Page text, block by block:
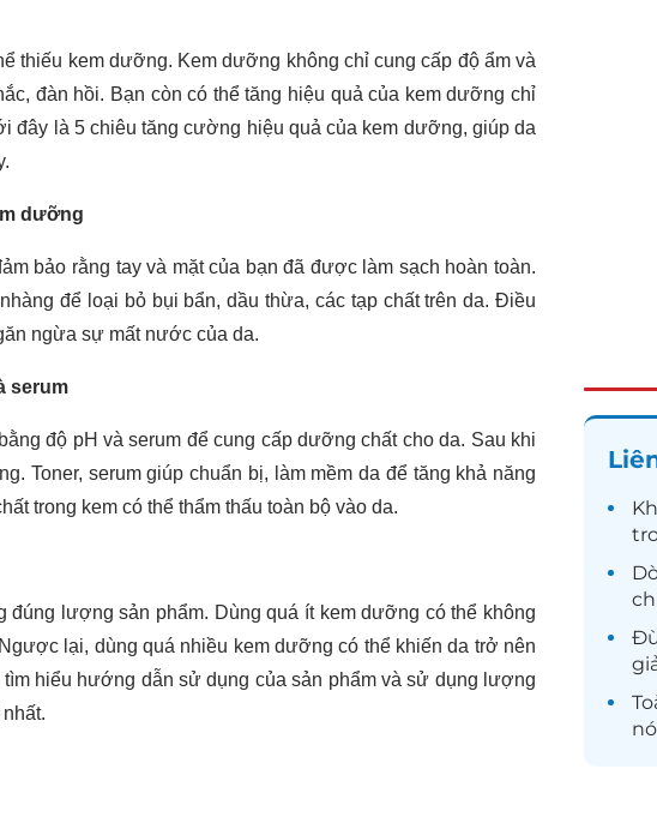
thiếu kem dưỡng. Kem dưỡng không chỉ cung cấp độ ẩm và
đàn hồi. Bạn còn có thể tăng hiệu quả của kem dưỡng chỉ
đây là 5 chiêu tăng cường hiệu quả của kem dưỡng, giúp da
dưỡng
bảo rằng tay và mặt của bạn đã được làm sạch hoàn toàn.
để loại bỏ bụi bẩn, dầu thừa, các tạp chất trên da. Điều
ngừa sự mất nước của da.
serum
độ pH và serum để cung cấp dưỡng chất cho da. Sau khi
Toner, serum giúp chuẩn bị, làm mềm da để tăng khả năng
trong kem có thể thẩm thấu toàn bộ vào da.
lượng sản phẩm. Dùng quá ít kem dưỡng có thể không
lại, dùng quá nhiều kem dưỡng có thể khiến da trở nên
hiểu hướng dẫn sử dụng của sản phẩm và sử dụng lượng